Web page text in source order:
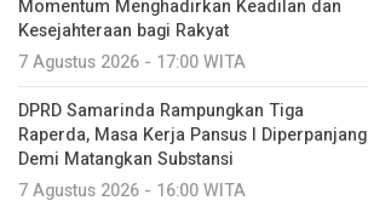
Momentum Menghadirkan Keadilan dan
Kesejahteraan bagi Rakyat
7 Agustus 2026 - 17:00 WITA
DPRD Samarinda Rampungkan Tiga
Raperda, Masa Kerja Pansus I Diperpanjang
Demi Matangkan Substansi
7 Agustus 2026 - 16:00 WITA